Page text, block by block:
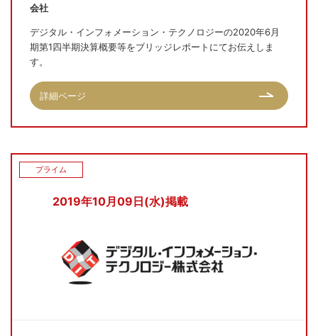
会社
デジタル・インフォメーション・テクノロジーの2020年6月
期第1四半期決算概要等をブリッジレポートにてお伝えしま
す。
詳細ページ
2019年10月09日(水)掲載
プライム